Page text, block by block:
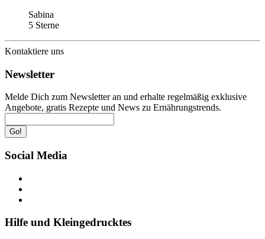
Sabina
5 Sterne
Kontaktiere uns
Newsletter
Melde Dich zum Newsletter an und erhalte regelmäßig exklusive
Angebote, gratis Rezepte und News zu Ernährungstrends.
Go!
Social Media
Hilfe und Kleingedrucktes